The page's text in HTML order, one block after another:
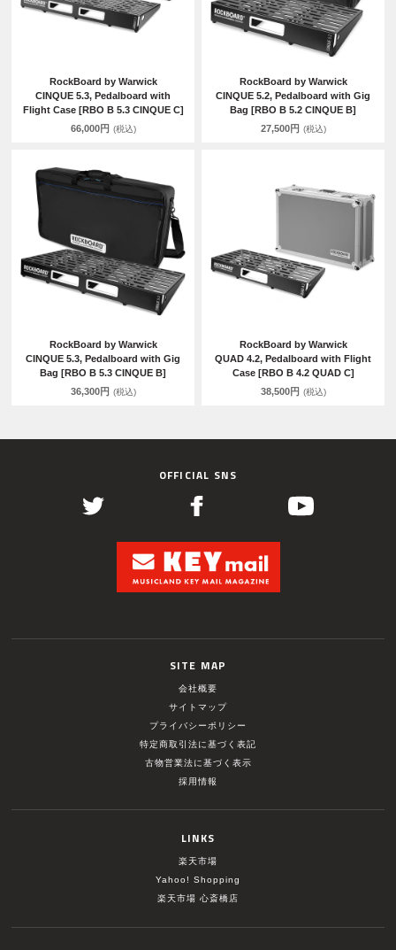
RockBoard by Warwick
CINQUE 5.3, Pedalboard with
Flight Case [RBO B 5.3 CINQUE C]
66,000円 (税込)
RockBoard by Warwick
CINQUE 5.2, Pedalboard with Gig
Bag [RBO B 5.2 CINQUE B]
27,500円 (税込)
RockBoard by Warwick
CINQUE 5.3, Pedalboard with Gig
Bag [RBO B 5.3 CINQUE B]
36,300円 (税込)
RockBoard by Warwick
QUAD 4.2, Pedalboard with Flight
Case [RBO B 4.2 QUAD C]
38,500円 (税込)
OFFICIAL SNS
SITE MAP
会社概要
サイトマップ
プライバシーポリシー
特定商取引法に基づく表記
古物営業法に基づく表示
採用情報
LINKS
楽天市場
Yahoo! Shopping
楽天市場 心斎橋店